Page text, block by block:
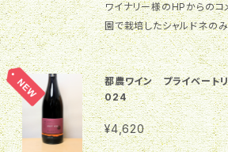
冬が続きました。 萌芽期も
年より1週間程度早い生育
な生育でしたが、開花時期
に苦戦しました。 梅雨が明
すが、晴と雨を繰り返しま
旬から前線が停滞し連日の
が、天候の回復によって熟
質でワインを造ることができました。 ［
ワイナリー様のHPからのコメン
園で栽培したシャルドネの
を使用せずにステンレスタ
ャルドネ自身がもつ果実味
地の自然、風土が醸し出した
楽しみください。 シャルドネ アンウッディドの受賞歴は
こちらから ヴィンテージ&メイキング ［2025ヴィンテー
ジ&メイキングレポート］ 2025年は、暖冬の影響で春
都農ワイン プライベート
024
¥4,620